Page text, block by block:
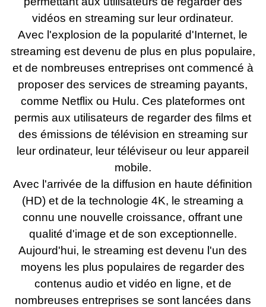
vidéos en streaming sur leur ordinateur.
Avec l'explosion de la popularité d'Internet, le
streaming est devenu de plus en plus populaire,
et de nombreuses entreprises ont commencé à
proposer des services de streaming payants,
comme Netflix ou Hulu. Ces plateformes ont
permis aux utilisateurs de regarder des films et
des émissions de télévision en streaming sur
leur ordinateur, leur téléviseur ou leur appareil
mobile.
Avec l'arrivée de la diffusion en haute définition
(HD) et de la technologie 4K, le streaming a
connu une nouvelle croissance, offrant une
qualité d'image et de son exceptionnelle.
Aujourd'hui, le streaming est devenu l'un des
moyens les plus populaires de regarder des
contenus audio et vidéo en ligne, et de
nombreuses entreprises se sont lancées dans